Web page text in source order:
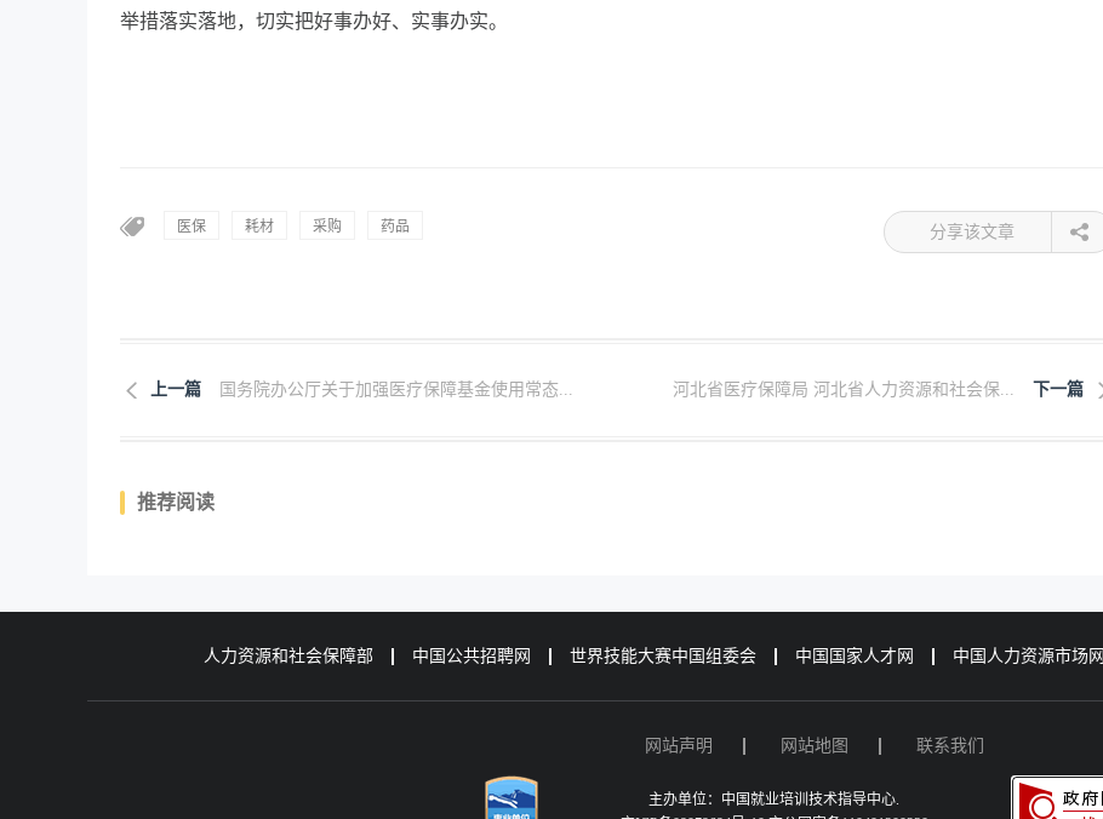
举措落实落地，切实把好事办好、实事办实。
医保 耗材 采购 药品 分享该文章
上一篇 国务院办公厅关于加强医疗保障基金使用常态... 下一篇
河北省医疗保障局 河北省人力资源和社会保...
推荐阅读
人力资源和社会保障部 中国公共招聘网 世界技能大赛中国组委会 中国国家人才网 中国人力资源市场网
网站声明 网站地图 联系我们
主办单位：中国就业培训技术指导中心.